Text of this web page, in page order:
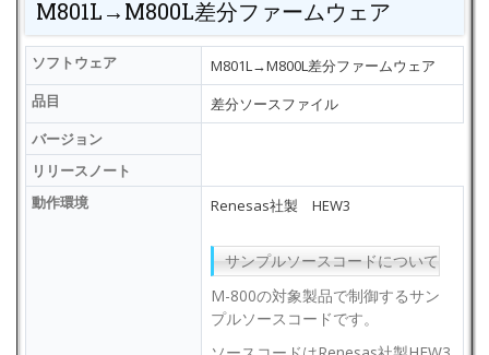
M801L→M800L差分ファームウェア
ソフトウェア
M801L→M800L差分ファームウェア
品目
差分ソースファイル
バージョン
リリースノート
動作環境
Renesas社製 HEW3
サンプルソースコードについて
M-800の対象製品で制御するサン
プルソースコードです。